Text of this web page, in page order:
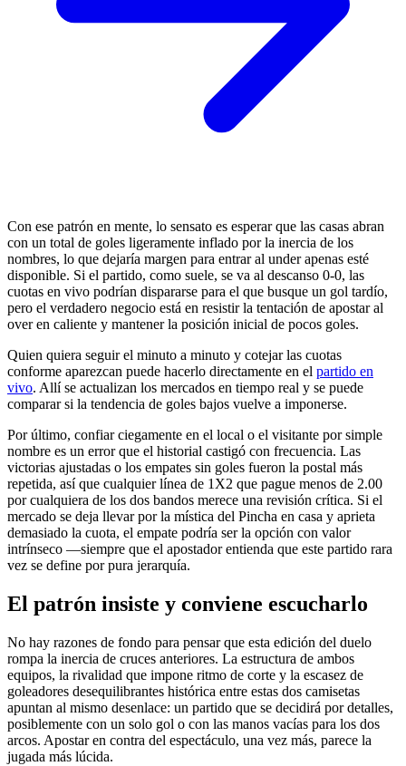
Con ese patrón en mente, lo sensato es esperar que las casas abran
con un total de goles ligeramente inflado por la inercia de los
nombres, lo que dejaría margen para entrar al under apenas esté
disponible. Si el partido, como suele, se va al descanso 0-0, las
cuotas en vivo podrían dispararse para el que busque un gol tardío,
pero el verdadero negocio está en resistir la tentación de apostar al
over en caliente y mantener la posición inicial de pocos goles.
Quien quiera seguir el minuto a minuto y cotejar las cuotas
conforme aparezcan puede hacerlo directamente en el partido en
vivo. Allí se actualizan los mercados en tiempo real y se puede
comparar si la tendencia de goles bajos vuelve a imponerse.
Por último, confiar ciegamente en el local o el visitante por simple
nombre es un error que el historial castigó con frecuencia. Las
victorias ajustadas o los empates sin goles fueron la postal más
repetida, así que cualquier línea de 1X2 que pague menos de 2.00
por cualquiera de los dos bandos merece una revisión crítica. Si el
mercado se deja llevar por la mística del Pincha en casa y aprieta
demasiado la cuota, el empate podría ser la opción con valor
intrínseco —siempre que el apostador entienda que este partido rara
vez se define por pura jerarquía.
El patrón insiste y conviene escucharlo
No hay razones de fondo para pensar que esta edición del duelo
rompa la inercia de cruces anteriores. La estructura de ambos
equipos, la rivalidad que impone ritmo de corte y la escasez de
goleadores desequilibrantes histórica entre estas dos camisetas
apuntan al mismo desenlace: un partido que se decidirá por detalles,
posiblemente con un solo gol o con las manos vacías para los dos
arcos. Apostar en contra del espectáculo, una vez más, parece la
jugada más lúcida.